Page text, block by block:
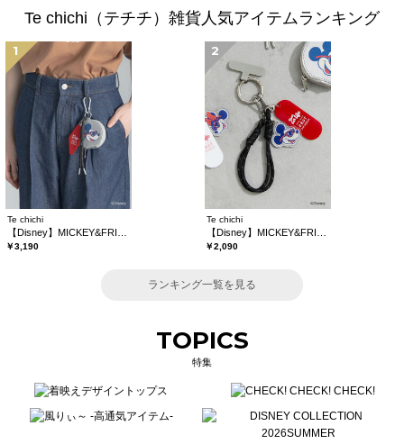
Te chichi（テチチ）雑貨人気アイテムランキング
1
Te chichi
￥3,190
2
Te chichi
￥2,090
ランキング一覧を見る
TOPICS
特集